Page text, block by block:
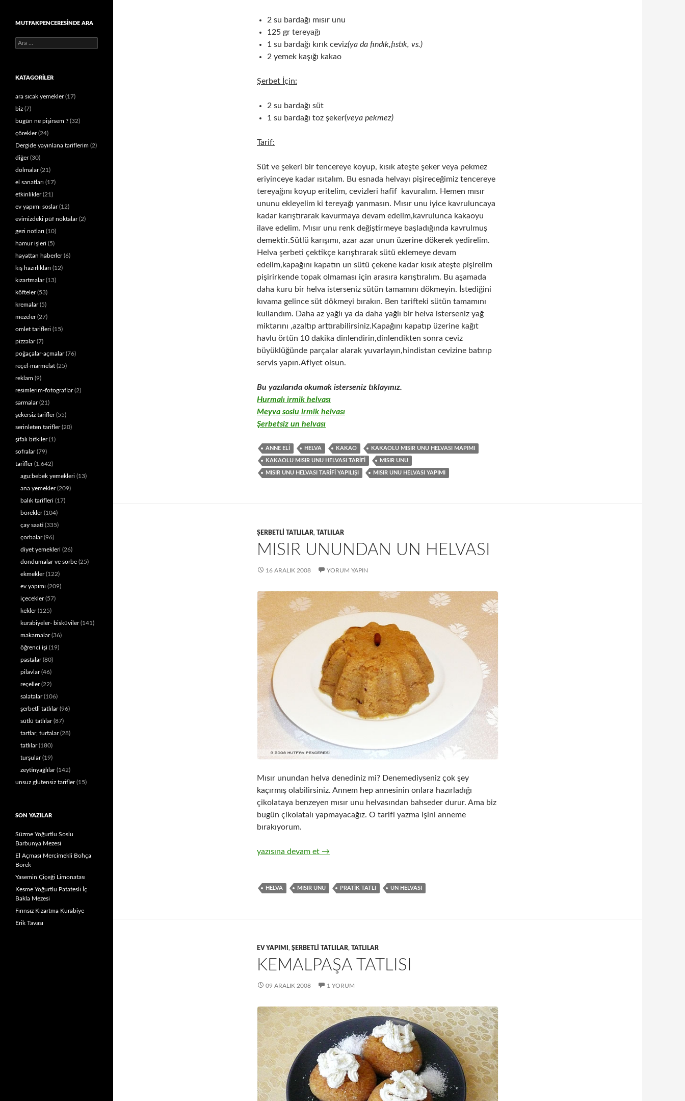
2 su bardağı mısır unu
125 gr tereyağı
1 su bardağı kırık ceviz(ya da fındık,fıstık, vs.)
2 yemek kaşığı kakao
Şerbet İçin:
2 su bardağı süt
1 su bardağı toz şeker(veya pekmez)
Tarif:
Süt ve şekeri bir tencereye koyup, kısık ateşte şeker veya pekmez
eriyinceye kadar ısıtalım. Bu esnada helvayı pişireceğimiz tencereye
tereyağını koyup eritelim, cevizleri hafif kavuralım. Hemen mısır
ununu ekleyelim ki tereyağı yanmasın. Mısır unu iyice kavruluncaya
kadar karıştırarak kavurmaya devam edelim,kavrulunca kakaoyu
ilave edelim. Mısır unu renk değiştirmeye başladığında kavrulmuş
demektir.Sütlü karışımı, azar azar unun üzerine dökerek yedirelim.
Helva şerbeti çektikçe karıştırarak sütü eklemeye devam
edelim,kapağını kapatın un sütü çekene kadar kısık ateşte pişirelim
pişirirkende topak olmaması için arasıra karıştıralım. Bu aşamada
daha kuru bir helva isterseniz sütün tamamını dökmeyin. İstediğini
kıvama gelince süt dökmeyi bırakın. Ben tarifteki sütün tamamını
kullandım. Daha az yağlı ya da daha yağlı bir helva isterseniz yağ
miktarını ,azaltıp arttırabilirsiniz.Kapağını kapatıp üzerine kağıt
havlu örtün 10 dakika dinlendirin,dinlendikten sonra ceviz
büyüklüğünde parçalar alarak yuvarlayın,hindistan cevizine batırıp
servis yapın.Afiyet olsun.
Bu yazılarıda okumak isterseniz tıklayınız.
Hurmalı irmik helvası
Meyva soslu irmik helvası
Şerbetsiz un helvası
ANNE ELI HELVA KAKAO KAKAOLU MISIR UNU HELVASI MAPIMI
KAKAOLU MISIR UNU HELVASI TARIFI MISIR UNU
MISIR UNU HELVASI TARIFI YAPILIŞI MISIR UNU HELVASI YAPIMI
ŞERBETLI TATLILAR, TATLILAR
MISIR UNUNDAN UN HELVASI
16 ARALIK 2008 YORUM YAPIN
Mısır unundan helva denediniz mi? Denemediyseniz çok şey
kaçırmış olabilirsiniz. Annem hep annesinin onlara hazırladığı
çikolataya benzeyen mısır unu helvasından bahseder durur. Ama biz
bugün çikolatalı yapmayacağız. O tarifi yazma işini anneme
bırakıyorum.
Mısır Unundan Un Helvası
yazısına devam et →
HELVA MISIR UNU PRATIK TATLI UN HELVASI
EV YAPIMI , ŞERBETLI TATLILAR, TATLILAR
KEMALPAŞA TATLISI
09 ARALIK 2008 1 YORUM
MUTFAKPENCERESINDE ARA
Arama:
KATAGORILER
ara sıcak yemekler(17)
biz (7)
bugün ne pişirsem ? (32)
çörekler(24)
Dergide yayınlana tariflerim (2)
diğer(30)
dolmalar(21)
el sanatları (17)
etkinlikler(21)
ev yapımı soslar(12)
evimizdeki püf noktalar(2)
gezi notları (10)
hamur işleri (5)
hayattan haberler(6)
kış hazırlıkları (12)
kızartmalar(13)
köfteler(53)
kremalar(5)
mezeler(27)
omlet tarifleri (15)
pizzalar(7)
poğaçalar-açmalar(76)
reçel-marmelat (25)
reklam (9)
resimlerim-fotograflar(2)
sarmalar(21)
şekersiz tarifler(55)
serinleten tarifler(20)
şifalı bitkiler(1)
sofralar(79)
tarifler(1.642)
agu:bebek yemekleri (13)
ana yemekler(209)
balık tarifleri (17)
börekler(104)
çay saati (335)
çorbalar(96)
diyet yemekleri (26)
dondumalar ve sorbe (25)
ekmekler(122)
ev yapımı (209)
içecekler(57)
kekler(125)
kurabiyeler- bisküviler(141)
makarnalar(36)
öğrenci işi (19)
pastalar(80)
pilavlar(46)
reçeller(22)
salatalar(106)
şerbetli tatlılar(96)
sütlü tatlılar(87)
tartlar, turtalar(28)
tatlılar(180)
turşular(19)
zeytinyağlılar(142)
unsuz glutensiz tarifler(15)
SON YAZILAR
Süzme Yoğurtlu Soslu
Barbunya Mezesi
El Açması Mercimekli Bohça
Börek
Yasemin Çiçeği Limonatası
Kesme Yoğurtlu Patatesli İç
Bakla Mezesi
Fırınsız Kızartma Kurabiye
Erik Tavası